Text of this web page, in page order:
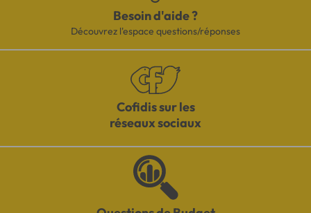
Besoin d'aide ?
Découvrez l'espace questions/réponses
Cofidis sur les
réseaux sociaux